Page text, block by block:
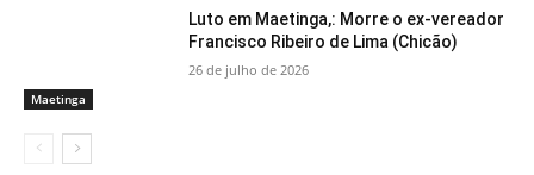
Maetinga
Luto em Maetinga,: Morre o ex-vereador
Francisco Ribeiro de Lima (Chicão)
26 de julho de 2026